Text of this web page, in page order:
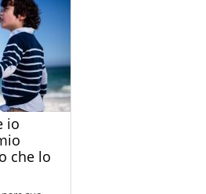
io
che lo